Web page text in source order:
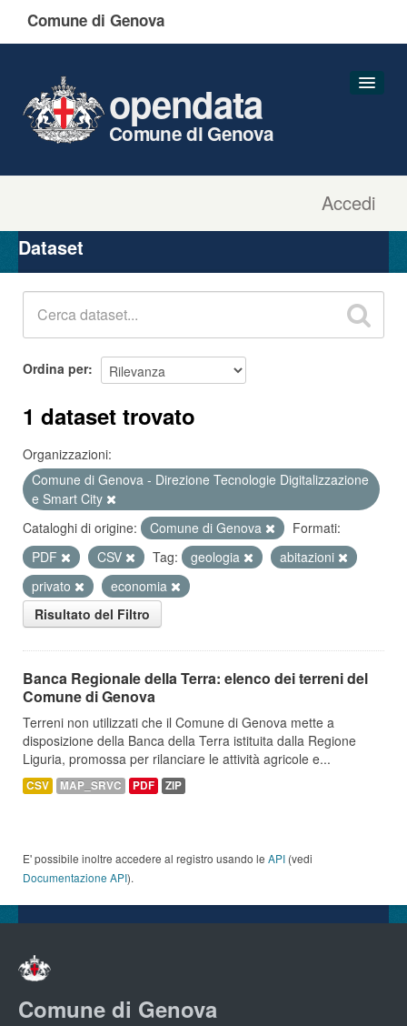
Comune di Genova
Accedi
opendata
Comune di Genova
Organizzazioni
Gruppi
Dataset
Ordina per
1 dataset trovato
Organizzazioni:
Comune di Genova - Direzione Tecnologie Digitalizzazione
e Smart City
Cataloghi di origine:
Comune di Genova
Formati:
PDF
CSV Tag: geologia
abitazioni
privato
economia
Risultato del Filtro
Banca Regionale della Terra: elenco dei terreni del
Comune di Genova
Terreni non utilizzati che il Comune di Genova mette a
disposizione della Banca della Terra istituita dalla Regione
Liguria, promossa per rilanciare le attività agricole e...
CSV MAP_SRVC PDF ZIP
E' possibile inoltre accedere al registro usando le API (vedi
Documentazione API).
Comune di Genova